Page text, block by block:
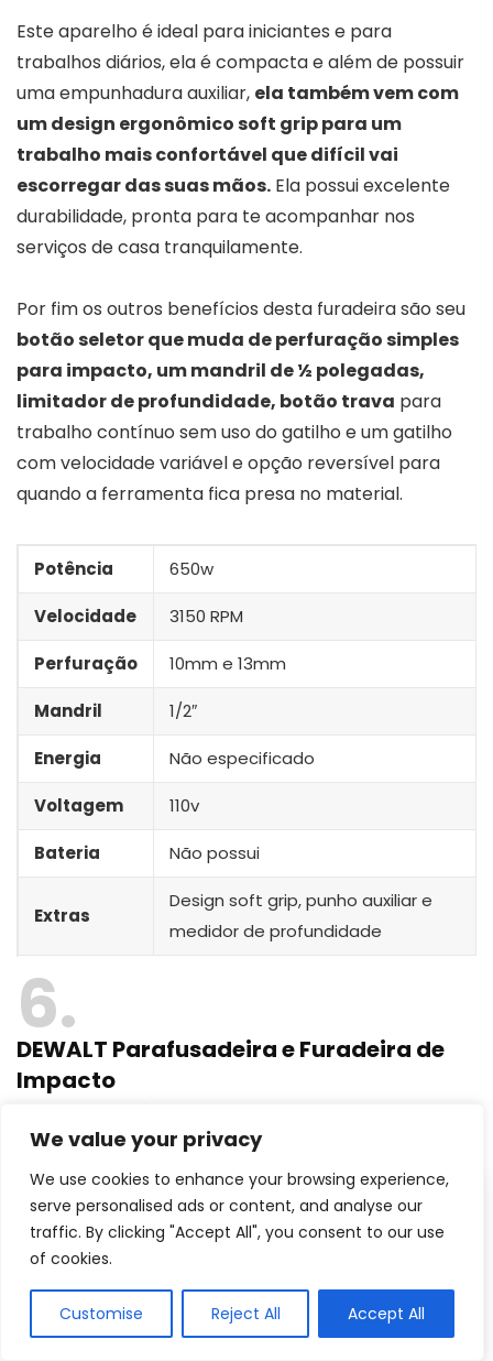
We value your privacy
We use cookies to enhance your browsing experience,
serve personalised ads or content, and analyse our
traffic. By clicking "Accept All", you consent to our use
of cookies.
Customise Reject All Accept All
Este aparelho é ideal para iniciantes e para
trabalhos diários, ela é compacta e além de possuir
uma empunhadura auxiliar, ela também vem com
um design ergonômico soft grip para um
trabalho mais confortável que difícil vai
escorregar das suas mãos. Ela possui excelente
durabilidade, pronta para te acompanhar nos
serviços de casa tranquilamente.
Por fim os outros benefícios desta furadeira são seu
botão seletor que muda de perfuração simples
para impacto, um mandril de ½ polegadas,
limitador de profundidade, botão trava para
trabalho contínuo sem uso do gatilho e um gatilho
com velocidade variável e opção reversível para
quando a ferramenta fica presa no material.
Potência 650w
Velocidade 3150 RPM
Perfuração 10mm e 13mm
Mandril 1/2″
Energia Não especificado
Voltagem 110v
Bateria Não possui
Extras
Design soft grip, punho auxiliar e
medidor de profundidade
6
DEWALT Parafusadeira e Furadeira de
Impacto
Aparelho flexível acompanhado com uma
maleta